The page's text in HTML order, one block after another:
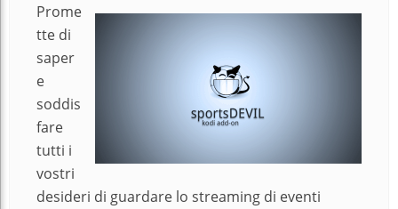
Prome
tte di
saper
e
soddis
fare
tutti i
vostri
desideri di guardare lo streaming di eventi